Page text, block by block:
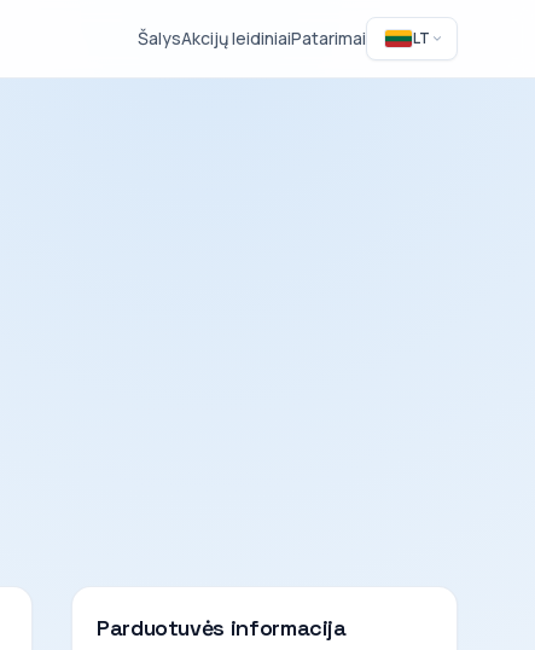
ŠalysAkcijų leidiniaiPatarimai LT
Parduotuvės informacija